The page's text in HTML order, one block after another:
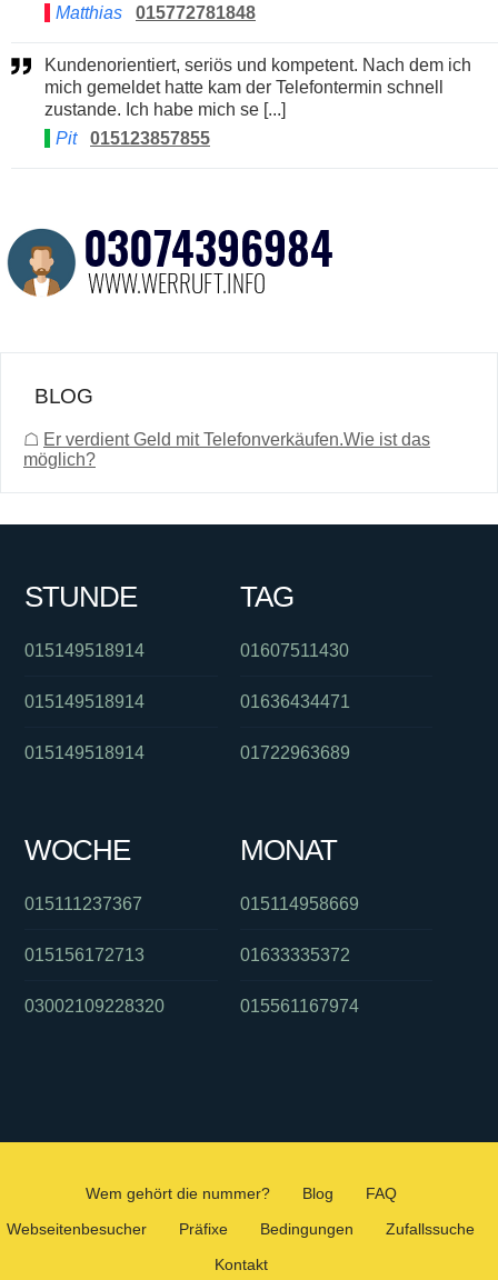
Matthias
015772781848
Kundenorientiert, seriös und kompetent. Nach dem ich
mich gemeldet hatte kam der Telefontermin schnell
zustande. Ich habe mich se [...]
Pit
015123857855
BLOG
☖ Er verdient Geld mit Telefonverkäufen.Wie ist das
möglich?
STUNDE
015149518914
015149518914
015149518914
TAG
01607511430
01636434471
01722963689
WOCHE
015111237367
015156172713
03002109228320
MONAT
015114958669
01633335372
015561167974
Wem gehört die nummer? Blog
FAQ
Webseitenbesucher
Präfixe Bedingungen
Zufallssuche
Kontakt